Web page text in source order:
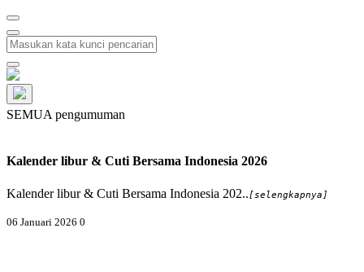
SEMUA pengumuman
Kalender libur & Cuti Bersama Indonesia 2026
Kalender libur & Cuti Bersama Indonesia 202..[selengkapnya]
06 Januari 2026 0